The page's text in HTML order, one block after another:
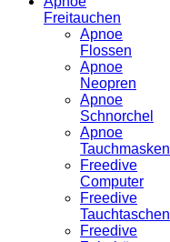
Freitauchen
Apnoe
Flossen
Apnoe
Neopren
Apnoe
Schnorchel
Apnoe
Tauchmasken
Freedive
Computer
Freedive
Tauchtaschen
Freedive